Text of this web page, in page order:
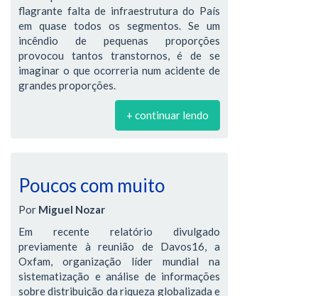
flagrante falta de infraestrutura do País
em quase todos os segmentos. Se um
incêndio de pequenas proporções
provocou tantos transtornos, é de se
imaginar o que ocorreria num acidente de
grandes proporções.
+ continuar lendo
Poucos com muito
Por Miguel Nozar
Em recente relatório divulgado
previamente à reunião de Davos16, a
Oxfam, organização líder mundial na
sistematização e análise de informações
sobre distribuição da riqueza globalizada e